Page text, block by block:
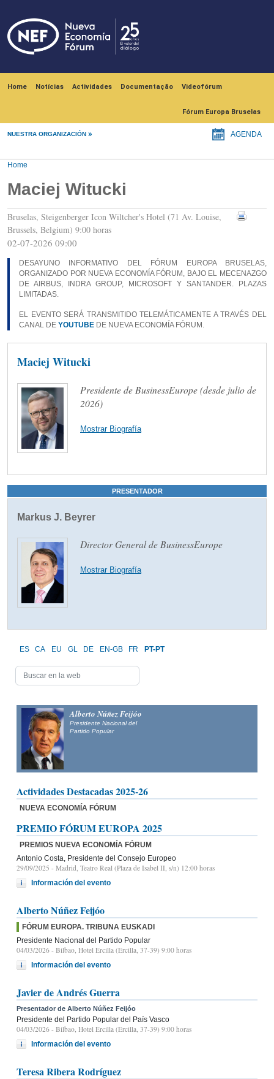
Home Notícias Actividades Documentação Videofórum
Fórum Europa Bruselas
NUESTRA ORGANIZACIÓN AGENDA
Home
Maciej Witucki
Bruselas, Steigenberger Icon Wiltcher's Hotel (71 Av. Louise,
Brussels, Belgium) 9:00 horas
02-07-2026 09:00
DESAYUNO INFORMATIVO DEL FÓRUM EUROPA BRUSELAS,
ORGANIZADO POR NUEVA ECONOMÍA FÓRUM, BAJO EL MECENAZGO
DE AIRBUS, INDRA GROUP, MICROSOFT Y SANTANDER. PLAZAS
LIMITADAS.
EL EVENTO SERÁ TRANSMITIDO TELEMÁTICAMENTE A TRAVÉS DEL
CANAL DE YOUTUBE DE NUEVA ECONOMÍA FÓRUM.
Maciej Witucki
Presidente de BusinessEurope (desde julio de
2026)
Mostrar Biografía
PRESENTADOR
Markus J. Beyrer
Director General de BusinessEurope
Mostrar Biografía
ES CA EU GL DE EN-GB FR PT-PT
Alberto Núñez Feijóo
Presidente Nacional del
Partido Popular
Actividades Destacadas 2025-26
NUEVA ECONOMÍA FÓRUM
PREMIO FÓRUM EUROPA 2025
PREMIOS NUEVA ECONOMÍA FÓRUM
Antonio Costa, Presidente del Consejo Europeo
29/09/2025 - Madrid, Teatro Real (Plaza de Isabel II, s/n) 12:00 horas
Información del evento
Alberto Núñez Feijóo
FÓRUM EUROPA. TRIBUNA EUSKADI
Presidente Nacional del Partido Popular
04/03/2026 - Bilbao, Hotel Ercilla (Ercilla, 37-39) 9:00 horas
Información del evento
Javier de Andrés Guerra
Presentador de Alberto Núñez Feijóo
Presidente del Partido Popular del País Vasco
04/03/2026 - Bilbao, Hotel Ercilla (Ercilla, 37-39) 9:00 horas
Información del evento
Teresa Ribera Rodríguez